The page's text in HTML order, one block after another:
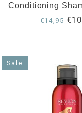
Conditioning
€14,95
Sale